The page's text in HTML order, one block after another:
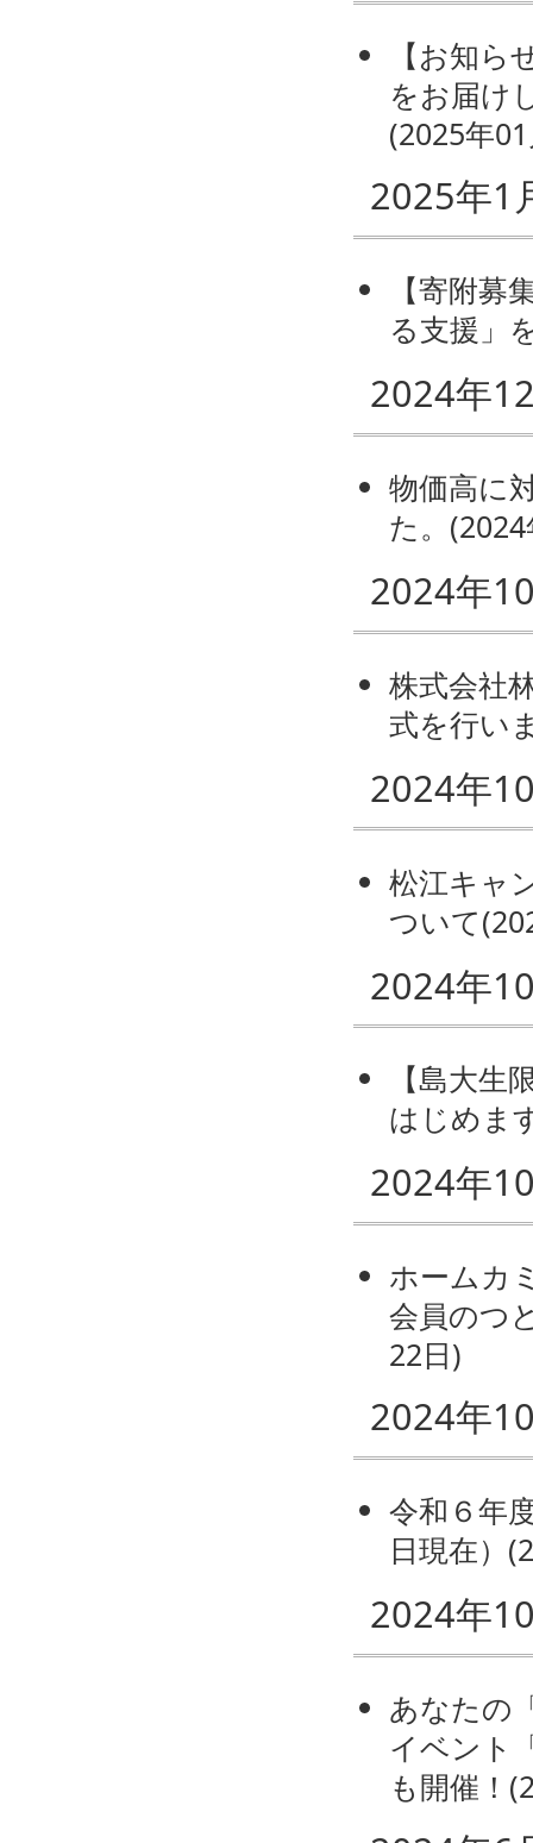
【お知
をお届け
(2025年
2025年1
【寄附
る支援」
2024年
物価高に
た。 (
2024年
株式会社
式を行い
2024年
松江キャ
ついて(
2024年
【島大
はじめま
2024年
ホームカ
会員のつ
22日)
2024年
令和６年
日現在） (
2024年
あなたの
イベント
も開催！ (